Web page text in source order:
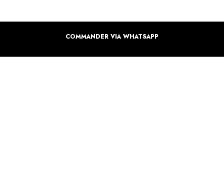
COMMANDER VIA WHATSAPP